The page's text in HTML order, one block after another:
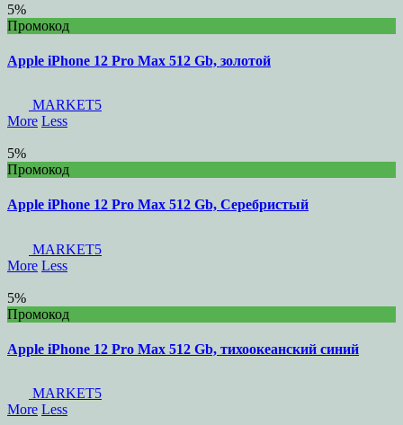
5%
Промокод
Apple iPhone 12 Pro Max 512 Gb, золотой
MARKET5
More Less
5%
Промокод
Apple iPhone 12 Pro Max 512 Gb, Серебристый
MARKET5
More Less
5%
Промокод
Apple iPhone 12 Pro Max 512 Gb, тихоокеанский синий
MARKET5
More Less